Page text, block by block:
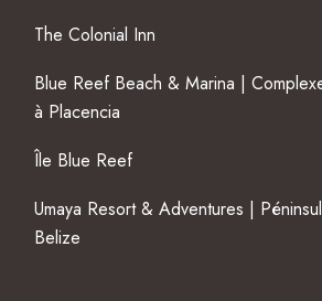
The Colonial Inn
Blue Reef Beach & Marina |
à Placencia
Île Blue Reef
Umaya Resort & Adventures |
Belize